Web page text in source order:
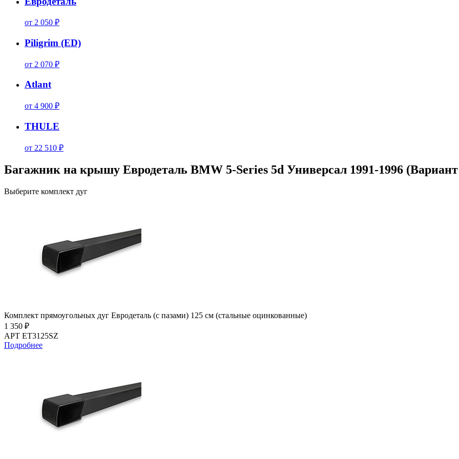
от 2 050 ₽
Piligrim (ED)
от 2 070 ₽
Atlant
от 4 900 ₽
THULE
от 22 510 ₽
Багажник на крышу Евродеталь BMW 5-Series 5d Универсал 1991-1996
Выберите комплект дуг
Комплект прямоугольных дуг Евродеталь (с пазами) 125 см (стальные оцинкованные)
1 350 ₽
АРТ ET3125SZ
Подробнее